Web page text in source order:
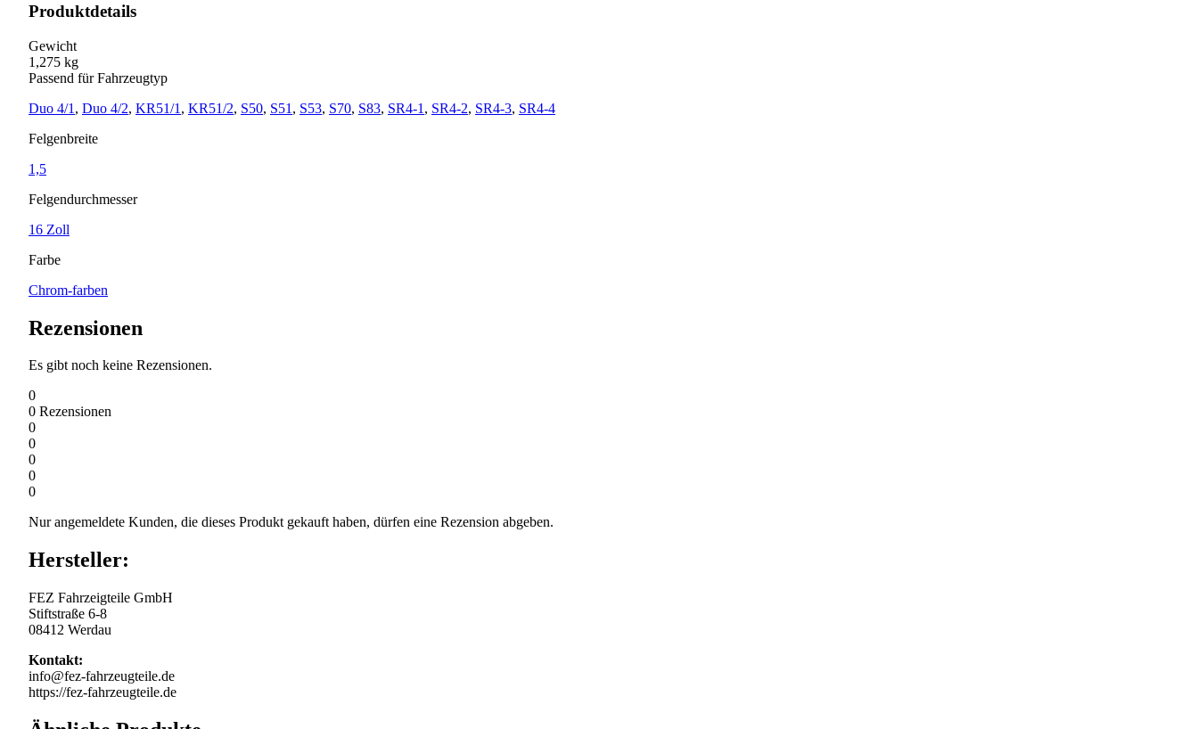
Produktdetails
Gewicht
1,275 kg
Passend für Fahrzeugtyp
Duo 4/1 , Duo 4/2, KR51/1 , KR51/2, S50, S51 , S53, S70, S83, SR4-1 , SR4-2, SR4-3, SR4-4
Felgenbreite
1,5
Felgendurchmesser
16 Zoll
Farbe
Chrom-farben
Rezensionen
Es gibt noch keine Rezensionen.
0
0 Rezensionen
0
0
0
0
0
Nur angemeldete Kunden, die dieses Produkt gekauft haben, dürfen eine Rezension abgeben.
Hersteller:
FEZ Fahrzeigteile GmbH
Stiftstraße 6-8
08412 Werdau
Kontakt:
info@fez-fahrzeugteile.de
https://fez-fahrzeugteile.de